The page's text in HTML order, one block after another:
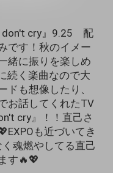
don't cry』9.25 配
です！秋のイメー
緒に振りを楽しめ
続く楽曲なので大
ドも想像したり、
お話してくれたTV
cry』！！直己さ
も近づいてき
魂燃やしてる直己
す🔥💖